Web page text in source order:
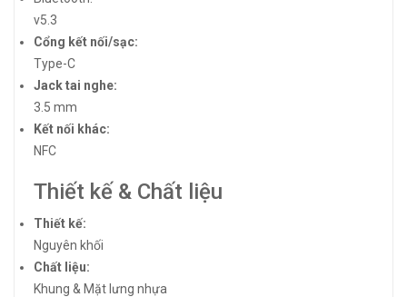
v5.3
Cổng kết nối/sạc:
Type-C
Jack tai nghe:
3.5 mm
Kết nối khác:
NFC
Thiết kế & Chất liệu
Thiết kế:
Nguyên khối
Chất liệu:
Khung & Mặt lưng nhựa